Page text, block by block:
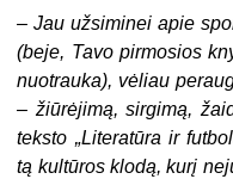
–Jau užsiminei apie
(beje, Tavo pirmosios
nuotrauka), vėliau
– žiūrėjimą, sirgimą,
teksto „Literatūra ir
tą kultūros klodą, kurį